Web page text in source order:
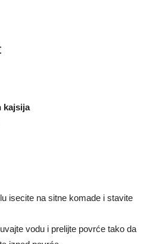
kajsija
isecite na sitne komade i stavite
vodu i prelijte povrće tako da